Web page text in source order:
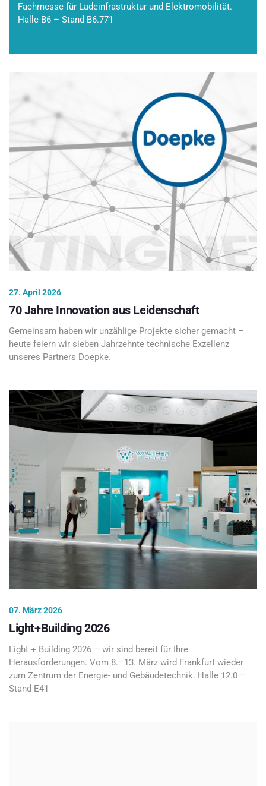
Fachmesse für Ladeinfrastruktur und Elektromobilität.
Halle B6 – Stand B6.771
27. April 2026
70 Jahre Innovation aus Leidenschaft
Gemeinsam haben wir unzählige Projekte sicher gemacht –
heute feiern wir sieben Jahrzehnte technische Exzellenz
unseres Partners Doepke.
07. März 2026
Light+Building 2026
Light + Building 2026 – wir sind bereit für Ihre
Herausforderungen. Vom 8.–13. März wird Frankfurt wieder
zum Zentrum der Energie- und Gebäudetechnik. Halle 12.0 –
Stand E41